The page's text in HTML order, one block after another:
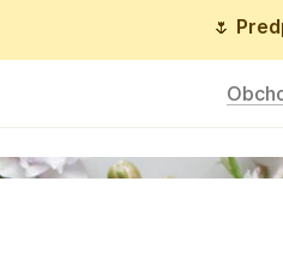
🌷